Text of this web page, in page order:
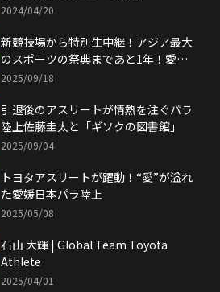
2024/04/20
新競技場から特別生中継！アジア最大
のスポーツの祭典まであと1年！愛
知・名古屋2026大会SP！
2025/09/18
引退後のアスリートが情熱を注ぐパラ
陸上佐藤圭太と「ギソクの図書館」
2025/09/04
トヨタアスリートが躍動！“愛”が溢れ
た愛媛日本パラ陸上
2025/05/08
石山 大輝 | Global Team Toyota
Athlete
2025/04/01